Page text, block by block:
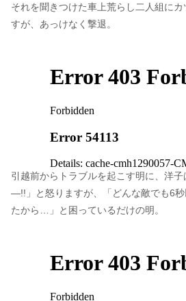
それを聞きつけた車上荒らし二人組に
すが、あっけなく撃退。
引越前からトラブルを起こす明に、洋
―!!」と怒りますが、「どんな敵でも6
たから…」と困っているだけの明。